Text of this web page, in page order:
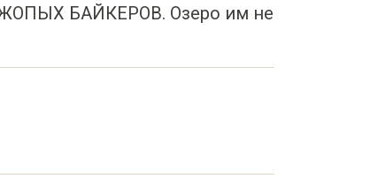
БАЙКЕРОВ. Озеро им не